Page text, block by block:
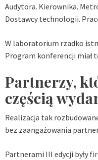
Audytora. Kierownika.
Dostawcy technologii.
W laboratorium rzadko
Program konferencji miał
Partnerzy,
częścią
Realizacja tak
bez zaangażowania
Partnerami III edycji były